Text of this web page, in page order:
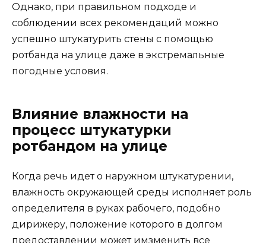
Однако, при правильном подходе и
соблюдении всех рекомендаций можно
успешно штукатурить стены с помощью
ротбанда на улице даже в экстремальные
погодные условия.
Влияние влажности на
процесс штукатурки
ротбандом на улице
Когда речь идет о наружном штукатурении,
влажность окружающей среды исполняет роль
определителя в руках рабочего, подобно
дирижеру, положение которого в долгом
предоставлении может имзменить все